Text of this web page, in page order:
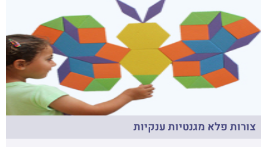
צורות פלא מגנטיות ענקיות